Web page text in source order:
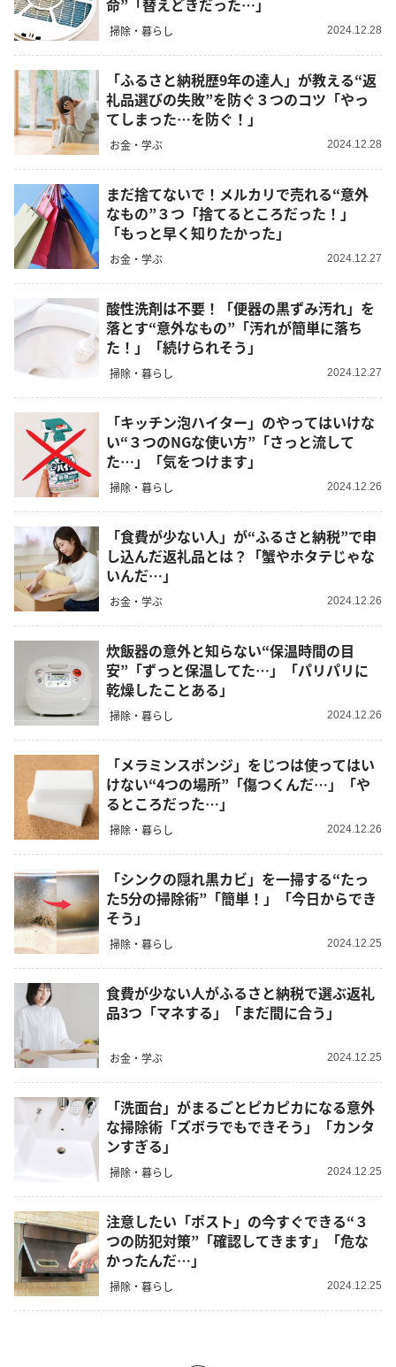
命”「替えどきだった…」
掃除・暮らし 2024.12.28
「ふるさと納税歴9年の達人」が教える“返
礼品選びの失敗”を防ぐ３つのコツ「やっ
てしまった…を防ぐ！」
お金・学ぶ 2024.12.28
まだ捨てないで！メルカリで売れる“意外
なもの”３つ「捨てるところだった！」
「もっと早く知りたかった」
お金・学ぶ 2024.12.27
酸性洗剤は不要！「便器の黒ずみ汚れ」を
落とす“意外なもの”「汚れが簡単に落ち
た！」「続けられそう」
掃除・暮らし 2024.12.27
「キッチン泡ハイター」のやってはいけな
い“３つのNGな使い方”「さっと流して
た…」「気をつけます」
掃除・暮らし 2024.12.26
「食費が少ない人」が“ふるさと納税”で申
し込んだ返礼品とは？「蟹やホタテじゃな
いんだ…」
お金・学ぶ 2024.12.26
炊飯器の意外と知らない“保温時間の目
安”「ずっと保温してた…」「パリパリに
乾燥したことある」
掃除・暮らし 2024.12.26
「メラミンスポンジ」をじつは使ってはい
けない“4つの場所”「傷つくんだ…」「や
るところだった…」
掃除・暮らし 2024.12.26
「シンクの隠れ黒カビ」を一掃する“たっ
た5分の掃除術”「簡単！」「今日からでき
そう」
掃除・暮らし 2024.12.25
食費が少ない人がふるさと納税で選ぶ返礼
品3つ「マネする」「まだ間に合う」
お金・学ぶ 2024.12.25
「洗面台」がまるごとピカピカになる意外
な掃除術「ズボラでもできそう」「カンタ
ンすぎる」
掃除・暮らし 2024.12.25
注意したい「ポスト」の今すぐできる“３
つの防犯対策”「確認してきます」「危な
かったんだ…」
掃除・暮らし 2024.12.25